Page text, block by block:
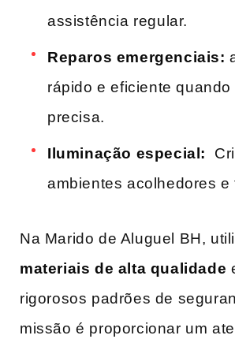
assistência‍ regular.
Reparos emergenciais:
rápido‍ e eficiente
precisa.
Iluminação especial:
ambientes acolhedores e
Na Marido de Aluguel BH,
materiais de alta qualidade
rigorosos padrões de
missão é proporcionar um